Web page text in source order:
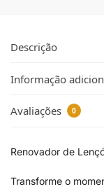
Descrição
Informação
Avaliações 0
Renovador de
Transforme o